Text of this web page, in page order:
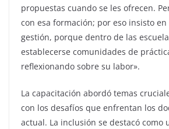
propuestas cuando se les ofrecen.
con esa formación; por eso insisto
gestión, porque dentro de las
establecerse comunidades de
reflexionando sobre su labor».
La capacitación abordó temas
con los desafíos que enfrentan los
actual. La inclusión se destacó como